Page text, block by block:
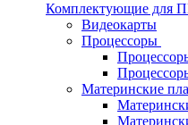
Комплектующие для
Видеокарты
Процессоры
Материнские